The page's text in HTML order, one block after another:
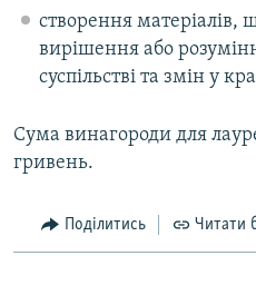
створення матеріалів,
вирішення або
суспільстві та змін у
Сума винагороди для
гривень.
Поділитись Читати